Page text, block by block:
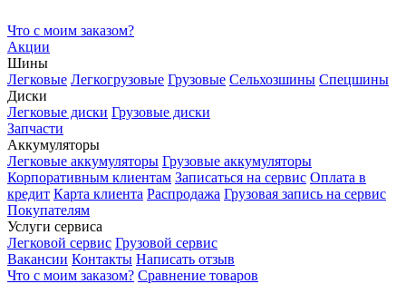
Что с моим заказом?
Акции
Шины
Легковые Легкогрузовые Грузовые Сельхозшины Спецшины
Диски
Легковые диски Грузовые диски
Запчасти
Аккумуляторы
Легковые аккумуляторы Грузовые аккумуляторы
Корпоративным клиентам Записаться на сервис Оплата в
кредит Карта клиента Распродажа Грузовая запись на сервис
Покупателям
Услуги сервиса
Легковой сервис Грузовой сервис
Вакансии Контакты Написать отзыв
Что с моим заказом? Сравнение товаров